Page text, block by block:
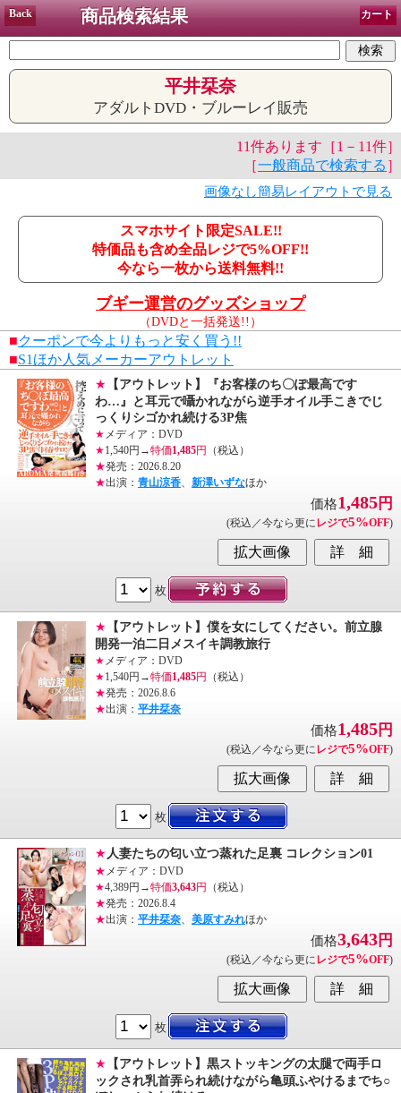
Back 商品検索結果 カート
平井栞奈
アダルトDVD・ブルーレイ販売
11件あります［1－11件］
［一般商品で検索する ］
画像なし簡易レイアウトで見る
スマホサイト限定SALE!!
特価品も含め全品レジで5%OFF!!
今なら一枚から送料無料!!
ブギー運営のグッズショップ
（DVDと一括発送!!）
■クーポンで今よりもっと安く買う!!
■S1ほか人気メーカーアウトレット
★ 【アウトレット】『お客様のち〇ぽ最高です
わ…』と耳元で囁かれながら逆手オイル手こきでじ
っくりシゴかれ続ける3P焦
★ メディア：DVD
★1,540円→特価1,485円
（税込）
★発売：2026.8.20
★出演： 青山涼香、 新澤いずなほか
価格1,485円
(税込／今なら更に レジで5%OFF)
枚
★ 【アウトレット】僕を女にしてください。前立腺
開発一泊二日メスイキ調教旅行
★ メディア：DVD
★1,540円→特価1,485円
（税込）
★発売：2026.8.6
★出演： 平井栞奈
価格1,485円
(税込／今なら更に レジで5%OFF)
枚
★ 人妻たちの匂い立つ蒸れた足裏 コレクション01
★ メディア：DVD
★4,389円→特価3,643円
（税込）
★発売：2026.8.4
★出演： 平井栞奈、 美原すみれほか
価格3,643円
(税込／今なら更に レジで5%OFF)
枚
★ 【アウトレット】黒ストッキングの太腿で両手ロ
ックされ乳首弄られ続けながら亀頭ふやけるまでち○